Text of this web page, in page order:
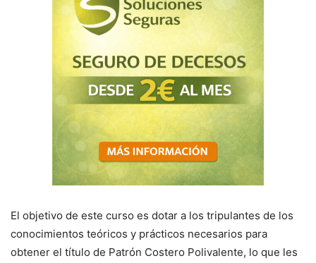
El objetivo de este curso es dotar a los tripulantes de los
conocimientos teóricos y prácticos necesarios para
obtener el título de Patrón Costero Polivalente, lo que les